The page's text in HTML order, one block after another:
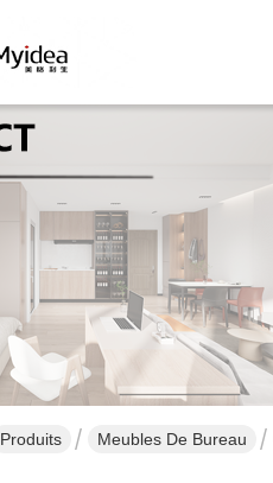
Produits Meubles De Bureau